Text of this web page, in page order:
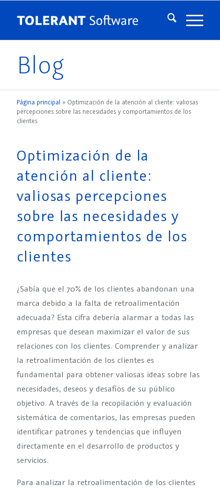
Blog
Página principal » Optimización de la atención al cliente: valiosas
percepciones sobre las necesidades y comportamientos de los
clientes
Optimización de la
atención al cliente:
valiosas percepciones
sobre las necesidades y
comportamientos de los
clientes
¿Sabía que el 70% de los clientes abandonan una
marca debido a la falta de retroalimentación
adecuada? Esta cifra debería alarmar a todas las
empresas que desean maximizar el valor de sus
relaciones con los clientes. Comprender y analizar
la retroalimentación de los clientes es
fundamental para obtener valiosas ideas sobre las
necesidades, deseos y desafíos de su público
objetivo. A través de la recopilación y evaluación
sistemática de comentarios, las empresas pueden
identificar patrones y tendencias que influyen
directamente en el desarrollo de productos y
servicios.
Para analizar la retroalimentación de los clientes